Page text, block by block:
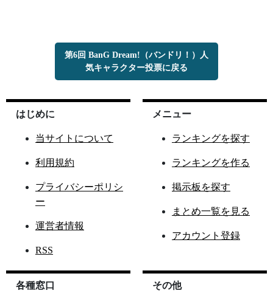
第6回 BanG Dream!（バンドリ！）人
気キャラクター投票に戻る
はじめに
当サイトについて
利用規約
プライバシーポリシ
ー
運営者情報
RSS
メニュー
ランキングを探す
ランキングを作る
掲示板を探す
まとめ一覧を見る
アカウント登録
各種窓口 その他